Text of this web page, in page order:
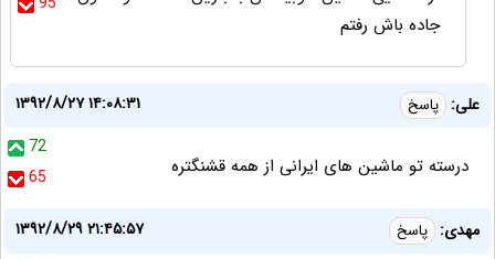
جاده باش رفتم
علی: پاسخ
۱۳۹۲/۸/۲۷ ۱۴:۰۸:۳۱
72
65
درسته تو ماشین های ایرانی از همه قشنگتره
مهدی: پاسخ
۱۳۹۲/۸/۲۹ ۲۱:۴۵:۵۷